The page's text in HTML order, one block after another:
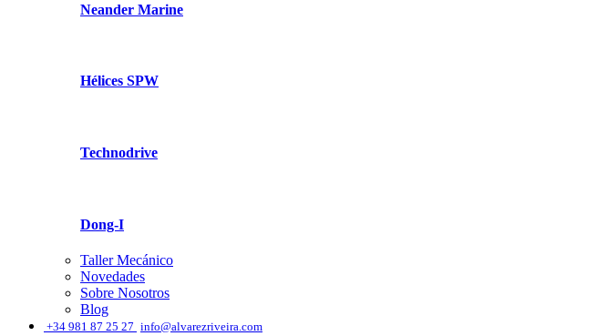
Neander Marine
Hélices SPW
Technodrive
Dong-I
Taller Mecánico
Novedades
Sobre Nosotros
Blog
+34 981 87 25 27 info@alvarezriveira.com